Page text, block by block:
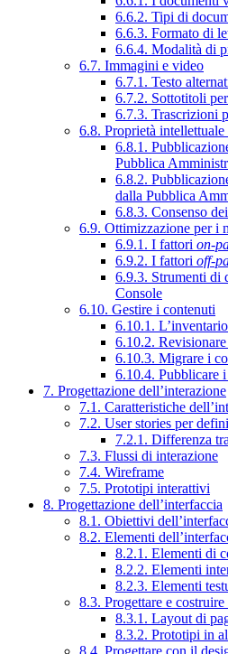
6.6.2. Tipi di
6.6.3. Formato di
6.6.4. Modalità di
6.7. Immagini e video
6.7.1. Testo
6.7.2. Sottotitoli
6.7.3. Trascrizioni
6.8. Proprietà
6.8.1.
Pubblica
6.8.2.
dalla Pubblica
6.8.3. Consenso
6.9. Ottimizzazione per i
6.9.1. I fattori on-
6.9.2. I fattori off-
6.9.3. Strumenti di
Console
6.10. Gestire i contenuti
6.10.1.
6.10.2.
6.10.3. Migrare i
6.10.4. Pubblicare
7. Progettazione dell’interazione
7.1. Caratteristiche
7.2. User stories per
7.2.1. Differenza
7.3. Flussi di interazione
7.4. Wireframe
7.5. Prototipi interattivi
8. Progettazione dell’interfaccia
8.1. Obiettivi
8.2. Elementi
8.2.1. Elementi di
8.2.2. Elementi
8.2.3. Elementi
8.3. Progettare e
8.3.1. Layout di
8.3.2. Prototipi in
8.4. Progettare con il